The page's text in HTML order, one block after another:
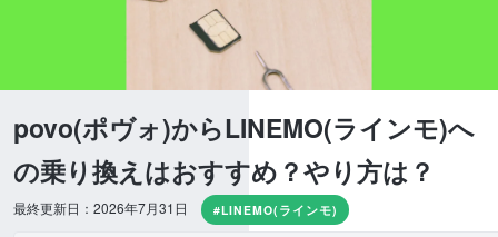
povo(ポヴォ)からLINEMO(ラインモ)へ
の乗り換えはおすすめ？やり方は？
最終更新日：2026年7月31日 #LINEMO(ラインモ)